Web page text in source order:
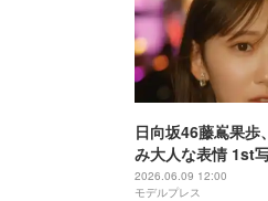
日向坂46藤嶌果歩
み大人な表情 1st
弾解禁
2026.06.09 12:00
モデルプレス